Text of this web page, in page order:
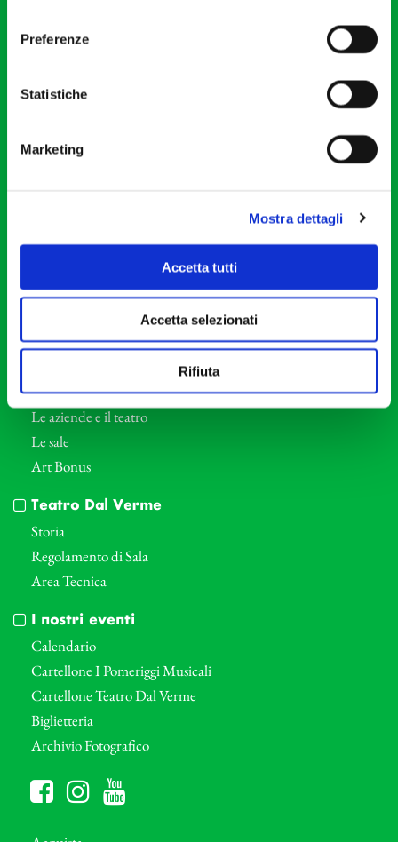
Preferenze
Statistiche
Marketing
Mostra dettagli
Accetta tutti
Accetta selezionati
Rifiuta
Via S. Giovanni sul Muro, 2
Cod. Fisc. 80078650159
Orchestra I Pomeriggi Musicali
Direttore Artistico
Professori d’Orchestra
Eventi Corporate
Le aziende e il teatro
Le sale
Art Bonus
Teatro Dal Verme
Storia
Regolamento di Sala
Area Tecnica
I nostri eventi
Calendario
Cartellone I Pomeriggi Musicali
Cartellone Teatro Dal Verme
Biglietteria
Archivio Fotografico